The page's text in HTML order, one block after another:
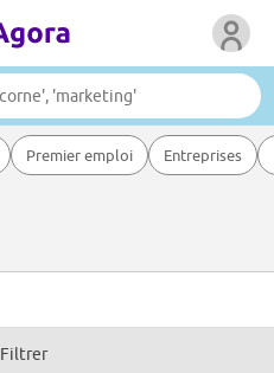
Premier emploi Entreprises
Filtrer